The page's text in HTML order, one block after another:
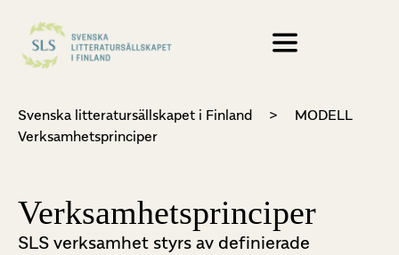
Svenska litteratursällskapet i Finland >
MODELL
Verksamhetsprinciper
Verksamhetsprinciper
SLS verksamhet styrs av definierade